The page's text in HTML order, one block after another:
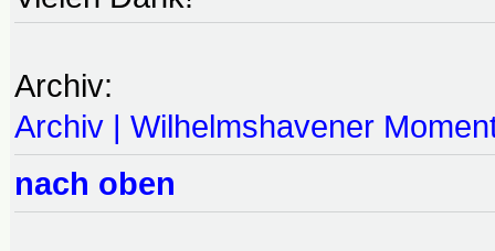
Archiv:
Archiv | Wilhelmshavener
nach oben